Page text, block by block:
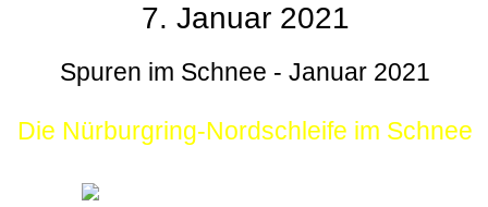
7. Januar 2021
Spuren im Schnee - Januar 2021
Die Nürburgring-Nordschleife im Schnee